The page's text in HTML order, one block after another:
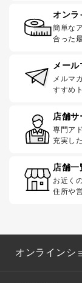
オンラ
簡単な
合った
メー
メルマ
すすめ
店舗サ
専門ア
充実し
店舗一
お近く
住所や
オンラインシ